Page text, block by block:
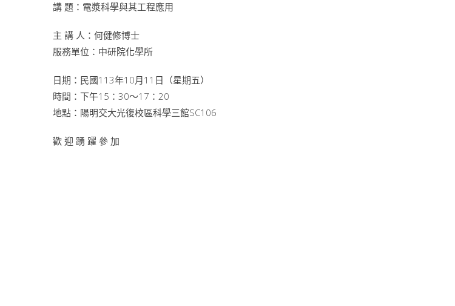
講 題：電漿科學與其工程應用
主 講 人：何健修博士
服務單位：中研院化學所
日期：民國113年10月11日（星期五）
時間：下午15：30～17：20
地點：陽明交大光復校區科學三館SC106
歡 迎 踴 躍 參 加